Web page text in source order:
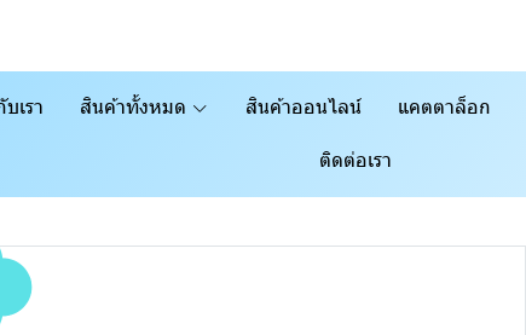
บเรา สินค้าทั้งหมด สินค้าออนไลน์ แคตตาล็อก
ติดต่อเรา